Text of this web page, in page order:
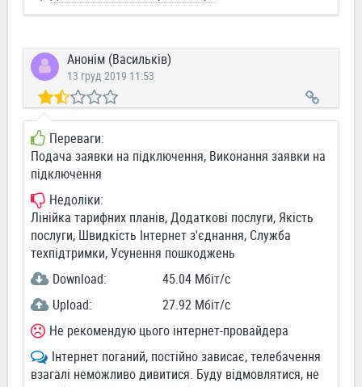
Анонім (Васильків)
13 груд 2019 11:53
Переваги:
Подача заявки на підключення, Виконання заявки на
підключення
Недоліки:
Лінійка тарифних планів, Додаткові послуги, Якість
послуги, Швидкість Інтернет з'єднання, Служба
техпідтримки, Усунення пошкоджень
Download:
45.04 Мбіт/c
Upload:
27.92 Мбіт/c
Не рекомендую цього інтернет-провайдера
Інтернет поганий, постійно зависає, телебачення
взагалі неможливо дивитися. Буду відмовлятися, не